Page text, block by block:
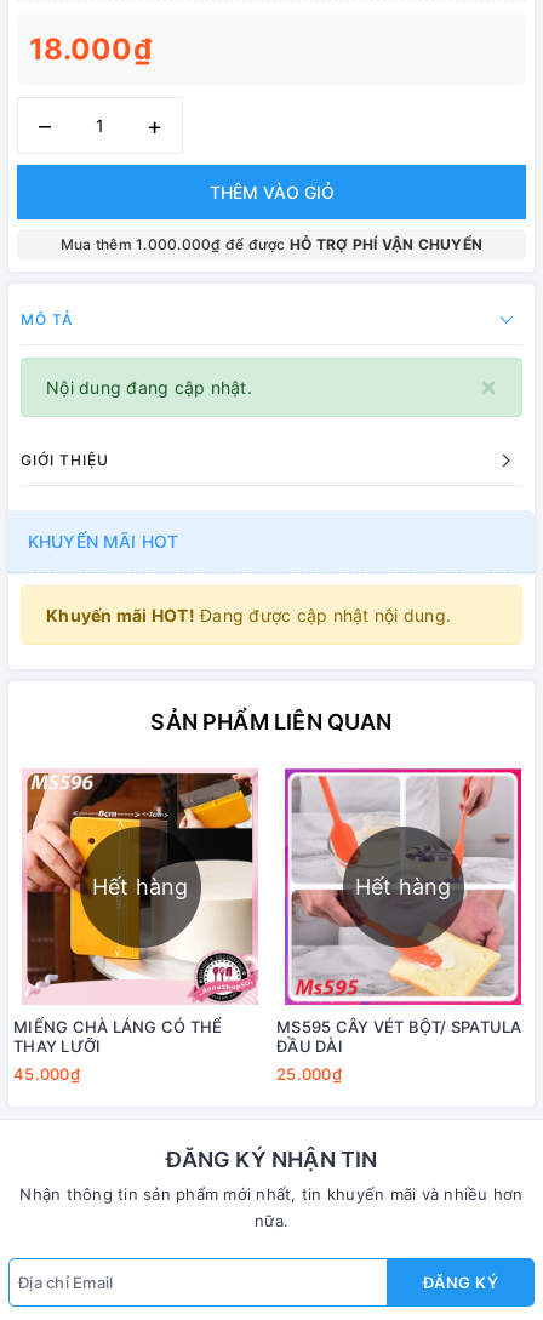
18.000₫
– +
THÊM VÀO GIỎ
Mua thêm 1.000.000₫ để được HỖ TRỢ PHÍ VẬN CHUYỂN
MÔ TẢ
×
Nội dung đang cập nhật.
GIỚI THIỆU
KHUYẾN MÃI HOT
Khuyến mãi HOT! Đang được cập nhật nội dung.
SẢN PHẨM LIÊN QUAN
Hết hàng
MIẾNG CHÀ LÁNG CÓ THỂ
THAY LƯỠI
45.000₫
Hết hàng
MS595 CÂY VÉT BỘT/ SPATULA
ĐẦU DÀI
25.000₫
ĐĂNG KÝ NHẬN TIN
Nhận thông tin sản phẩm mới nhất, tin khuyến mãi và nhiều hơn
nữa.
ĐĂNG KÝ